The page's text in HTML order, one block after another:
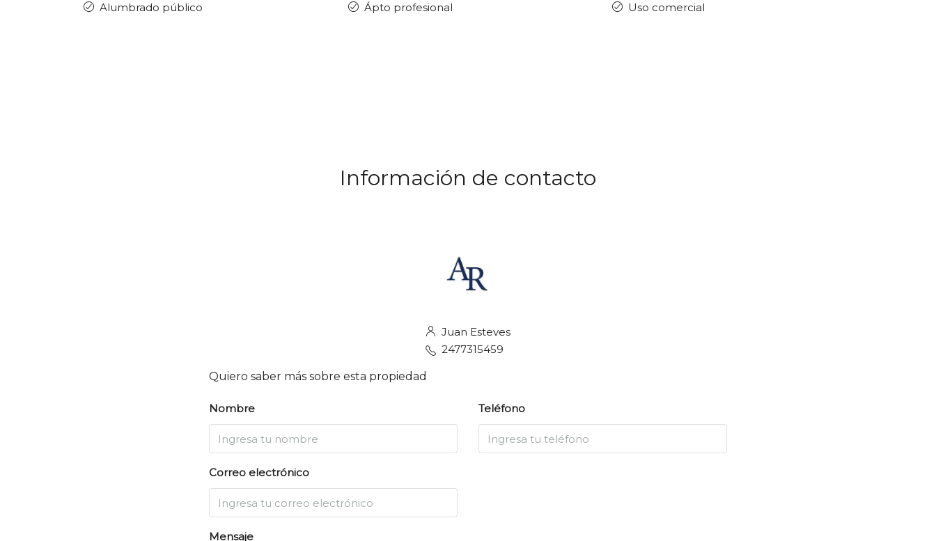
Alumbrado público Ápto profesional Uso comercial
Información de contacto
Juan Esteves
2477315459
Quiero saber más sobre esta propiedad
Nombre Teléfono
Correo electrónico
Mensaje